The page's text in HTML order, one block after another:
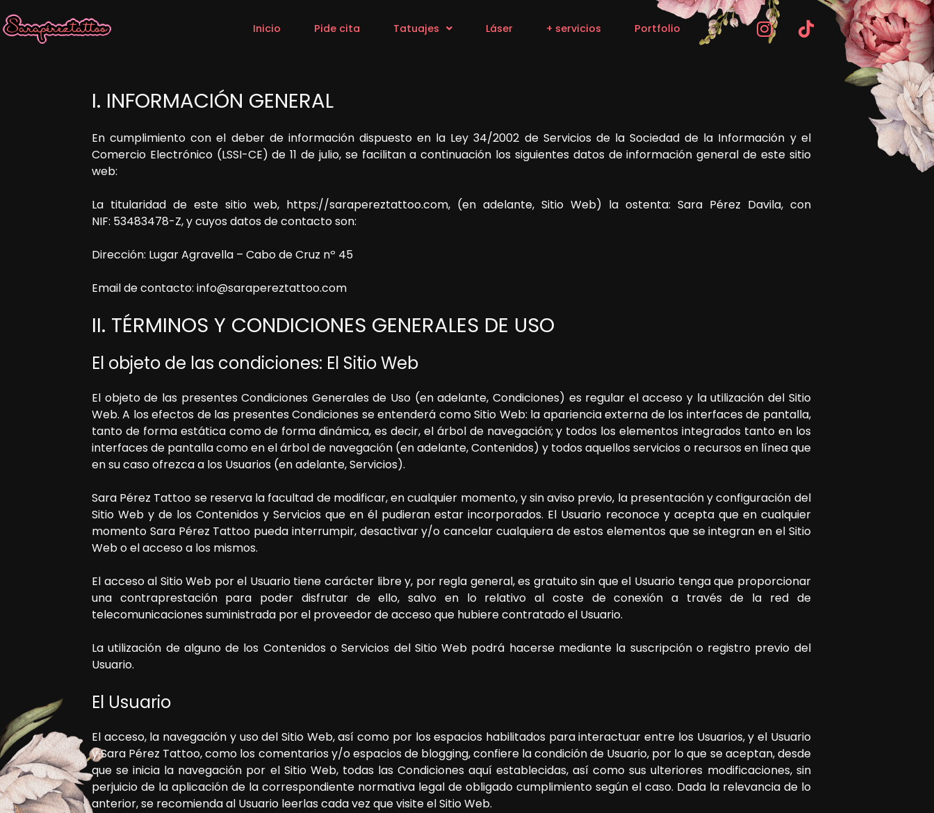
Inicio Pide cita Tatuajes Láser + servicios Portfolio
I. INFORMACIÓN GENERAL
En cumplimiento con el deber de información dispuesto en la Ley 34/2002 de Servicios de la Sociedad de la Información y el
Comercio Electrónico (LSSI-CE) de 11 de julio, se facilitan a continuación los siguientes datos de información general de este sitio
web:
La titularidad de este sitio web, https://sarapereztattoo.com, (en adelante, Sitio Web) la ostenta: Sara Pérez Davila, con
NIF: 53483478-Z, y cuyos datos de contacto son:
Dirección: Lugar Agravella – Cabo de Cruz nº 45
Email de contacto: info@sarapereztattoo.com
II. TÉRMINOS Y CONDICIONES GENERALES DE USO
El objeto de las condiciones: El Sitio Web
El objeto de las presentes Condiciones Generales de Uso (en adelante, Condiciones) es regular el acceso y la utilización del Sitio
Web. A los efectos de las presentes Condiciones se entenderá como Sitio Web: la apariencia externa de los interfaces de pantalla,
tanto de forma estática como de forma dinámica, es decir, el árbol de navegación; y todos los elementos integrados tanto en los
interfaces de pantalla como en el árbol de navegación (en adelante, Contenidos) y todos aquellos servicios o recursos en línea que
en su caso ofrezca a los Usuarios (en adelante, Servicios).
Sara Pérez Tattoo se reserva la facultad de modificar, en cualquier momento, y sin aviso previo, la presentación y configuración del
Sitio Web y de los Contenidos y Servicios que en él pudieran estar incorporados. El Usuario reconoce y acepta que en cualquier
momento Sara Pérez Tattoo pueda interrumpir, desactivar y/o cancelar cualquiera de estos elementos que se integran en el Sitio
Web o el acceso a los mismos.
El acceso al Sitio Web por el Usuario tiene carácter libre y, por regla general, es gratuito sin que el Usuario tenga que proporcionar
una contraprestación para poder disfrutar de ello, salvo en lo relativo al coste de conexión a través de la red de
telecomunicaciones suministrada por el proveedor de acceso que hubiere contratado el Usuario.
La utilización de alguno de los Contenidos o Servicios del Sitio Web podrá hacerse mediante la suscripción o registro previo del
Usuario.
El Usuario
El acceso, la navegación y uso del Sitio Web, así como por los espacios habilitados para interactuar entre los Usuarios, y el Usuario
ySara Pérez Tattoo, como los comentarios y/o espacios de blogging, confiere la condición de Usuario, por lo que se aceptan, desde
que se inicia la navegación por el Sitio Web, todas las Condiciones aquí establecidas, así como sus ulteriores modificaciones, sin
perjuicio de la aplicación de la correspondiente normativa legal de obligado cumplimiento según el caso. Dada la relevancia de lo
anterior, se recomienda al Usuario leerlas cada vez que visite el Sitio Web.